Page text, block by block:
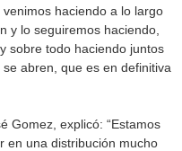
haciendo a lo largo
y lo seguiremos haciendo,
sobre todo haciendo juntos
abren, que es en definitiva
Gomez, explicó: “Estamos
en una distribución mucho